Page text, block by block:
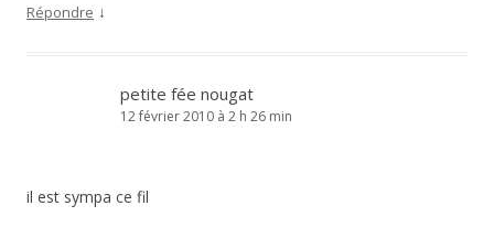
Répondre ↓
petite fée nougat
12 février 2010 à 2 h 26 min
il est sympa ce fil